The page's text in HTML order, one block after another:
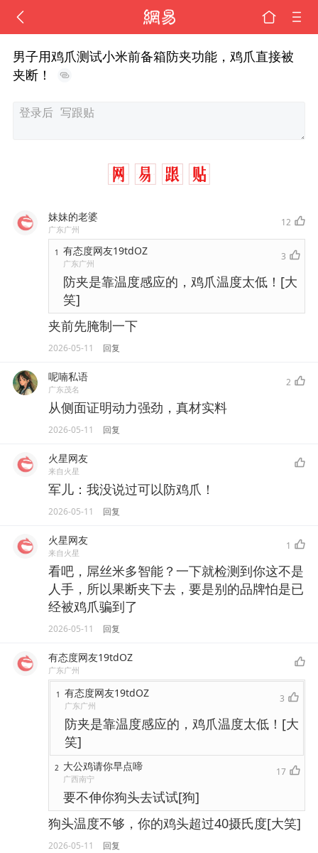
男子用鸡爪测试小米前备箱防夹功能，鸡爪直接被
夹断！
妹妹的老婆
广东广州
12
1 有态度网友19tdOZ
广东广州
3
防夹是靠温度感应的，鸡爪温度太低！[大
笑]
夹前先腌制一下
2026-05-11 回复
呢喃私语
广东茂名
2
从侧面证明动力强劲，真材实料
2026-05-11 回复
火星网友
来自火星
军儿：我没说过可以防鸡爪！
2026-05-11 回复
火星网友
来自火星
1
看吧，屌丝米多智能？一下就检测到你这不是
人手，所以果断夹下去，要是别的品牌怕是已
经被鸡爪骗到了
2026-05-11 回复
有态度网友19tdOZ
广东广州
1 有态度网友19tdOZ
广东广州
3
防夹是靠温度感应的，鸡爪温度太低！[大
笑]
2 大公鸡请你早点啼
广西南宁
17
要不伸你狗头去试试[狗]
狗头温度不够，你的鸡头超过40摄氏度[大笑]
2026-05-11 回复